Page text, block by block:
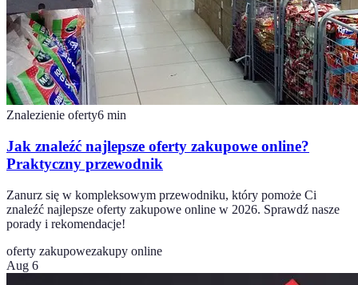
Znalezienie oferty6 min
Jak znaleźć najlepsze oferty zakupowe online?
Praktyczny przewodnik
Zanurz się w kompleksowym przewodniku, który pomoże Ci
znaleźć najlepsze oferty zakupowe online w 2026. Sprawdź nasze
porady i rekomendacje!
oferty zakupowezakupy online
Aug 6